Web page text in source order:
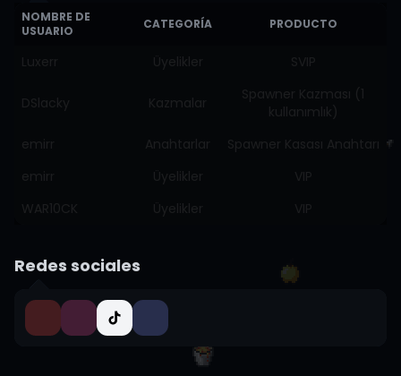
NOMBRE DE
USUARIO
CATEGORÍA PRODUCTO
Redes sociales